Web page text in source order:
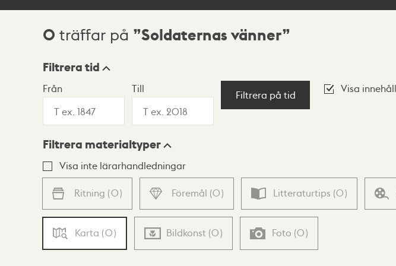
Sökresultat
0 träffar på Soldaternas vänner
Visningsläge
Lista Karta
Filtrera tid
Från Till
Filtrera på tid
Visa
Filtrera materialtyper
Visa inte lärarhandledningar
Ritning (0) Föremål (0) Litteraturtips (0)
Karta (0) Bildkonst (0) Foto (0)